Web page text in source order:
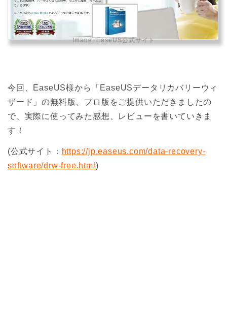
Image:EaseUS公式サイト
今回、EaseUS様から「EaseUSデータリカバリーウィ
ザード」の無料版、プロ版をご提供いただきましたの
で、実際に使ってみた感想、レビューを書いていきま
す！
(公式サイト： https://jp.easeus.com/data-recovery-
software/drw-free.html )